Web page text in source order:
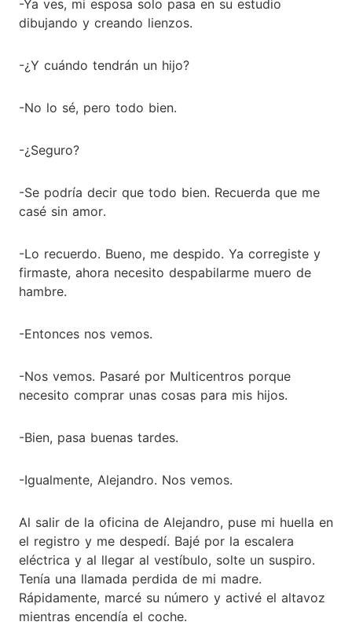
-Ya ves, mi esposa solo pasa en su estudio
dibujando y creando lienzos.
-¿Y cuándo tendrán un hijo?
-No lo sé, pero todo bien.
-¿Seguro?
-Se podría decir que todo bien. Recuerda que me
casé sin amor.
-Lo recuerdo. Bueno, me despido. Ya corregiste y
firmaste, ahora necesito despabilarme muero de
hambre.
-Entonces nos vemos.
-Nos vemos. Pasaré por Multicentros porque
necesito comprar unas cosas para mis hijos.
-Bien, pasa buenas tardes.
-Igualmente, Alejandro. Nos vemos.
Al salir de la oficina de Alejandro, puse mi huella en
el registro y me despedí. Bajé por la escalera
eléctrica y al llegar al vestíbulo, solte un suspiro.
Tenía una llamada perdida de mi madre.
Rápidamente, marcé su número y activé el altavoz
mientras encendía el coche.